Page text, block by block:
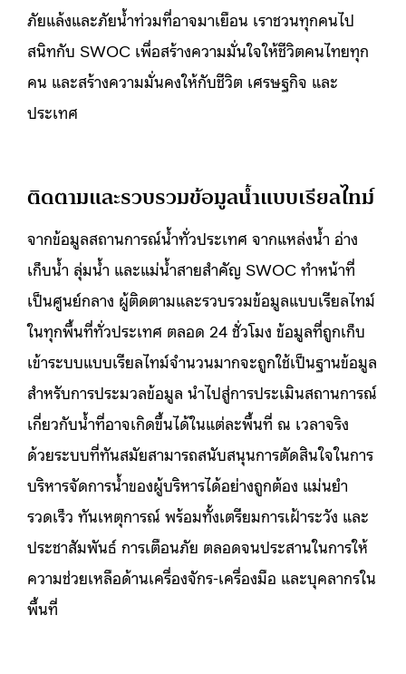
ภัยแล้งและภัยน้ำท่วมที่อาจมาเยือน เราชวนทุกคนไป
สนิทกับ SWOC เพื่อสร้างความมั่นใจให้ชีวิตคนไทยทุก
คน และสร้างความมั่นคงให้กับชีวิต เศรษฐกิจ และ
ประเทศ
ติดตามและรวบรวมข้อมูลน้ำแบบเรียลไทม์
จากข้อมูลสถานการณ์น้ำทั่วประเทศ จากแหล่งน้ำ อ่าง
เก็บน้ำ ลุ่มน้ำ และแม่น้ำสายสำคัญ SWOC ทำหน้าที่
เป็นศูนย์กลาง ผู้ติดตามและรวบรวมข้อมูลแบบเรียลไทม์
ในทุกพื้นที่ทั่วประเทศ ตลอด 24 ชั่วโมง ข้อมูลที่ถูกเก็บ
เข้าระบบแบบเรียลไทม์จำนวนมากจะถูกใช้เป็นฐานข้อมูล
สำหรับการประมวลข้อมูล นำไปสู่การประเมินสถานการณ์
เกี่ยวกับน้ำที่อาจเกิดขึ้นได้ในแต่ละพื้นที่ ณ เวลาจริง
ด้วยระบบที่ทันสมัยสามารถสนับสนุนการตัดสินใจในการ
บริหารจัดการน้ำของผู้บริหารได้อย่างถูกต้อง แม่นยำ
รวดเร็ว ทันเหตุการณ์ พร้อมทั้งเตรียมการเฝ้าระวัง และ
ประชาสัมพันธ์ การเตือนภัย ตลอดจนประสานในการให้
ความช่วยเหลือด้านเครื่องจักร-เครื่องมือ และบุคลากรใน
พื้นที่